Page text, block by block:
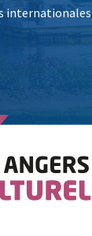
internationales